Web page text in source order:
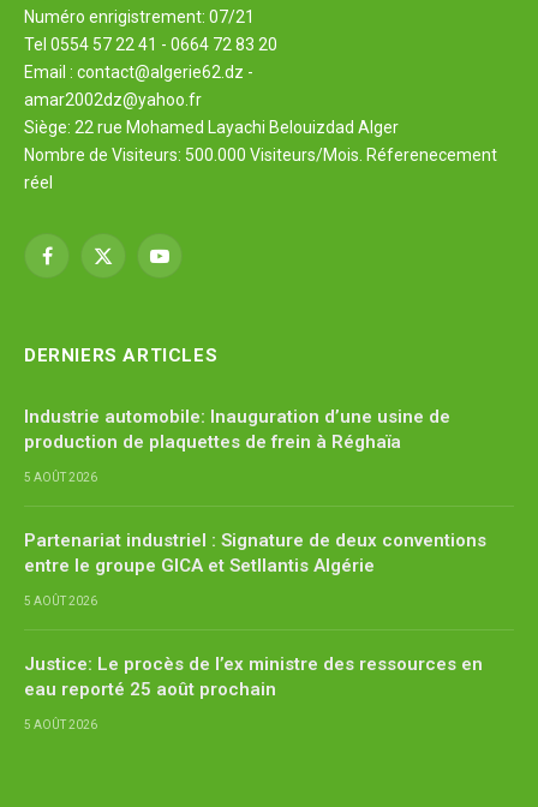
Numéro enrigistrement: 07/21
Tel 0554 57 22 41 - 0664 72 83 20
Email : contact@algerie62.dz -
amar2002dz@yahoo.fr
Siège: 22 rue Mohamed Layachi Belouizdad Alger
Nombre de Visiteurs: 500.000 Visiteurs/Mois. Réferenecement
réel
Facebook
X
YouTube
DERNIERS ARTICLES
Industrie automobile: Inauguration d’une usine de
production de plaquettes de frein à Réghaïa
5 AOÛT 2026
Partenariat industriel : Signature de deux conventions
entre le groupe GICA et Setllantis Algérie
5 AOÛT 2026
Justice: Le procès de l’ex ministre des ressources en
eau reporté 25 août prochain
5 AOÛT 2026